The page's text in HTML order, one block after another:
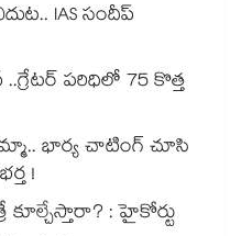
IAS సందీప్
పరిధిలో 75 కొత్త
భార్య చాటింగ్ చూసి
!
కూల్చేస్తారా? : హైకోర్టు